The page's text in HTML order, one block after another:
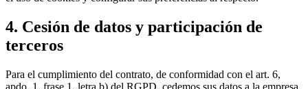
4. Cesión de datos y participación de
terceros
Para el cumplimiento del contrato, de conformidad con el art. 6,
apdo. 1, frase 1, letra b) del RGPD, cedemos sus datos a la empresa